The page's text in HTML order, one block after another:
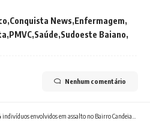
Conquista News Enfermagem
PMVC Saúde Sudoeste Baiano
Nenhum comentário
envolvidos em assalto no Bairro Candeias são presos em Vitória da Conquista